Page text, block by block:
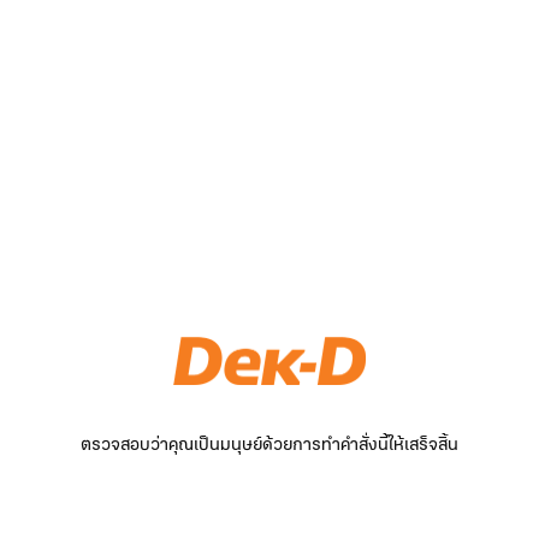
ตรวจสอบว่าคุณเป็นมนุษย์ด้วยการทำคำสั่งนี้ให้เสร็จสิ้น